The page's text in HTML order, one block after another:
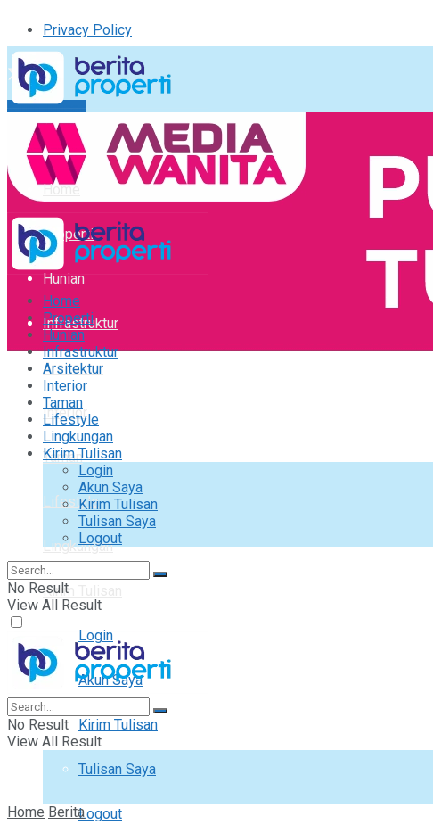
Privacy Policy
Kirim Tulisan
Tulisan Saya
Logout
Home
Properti
Hunian
Infrastruktur
Arsitektur
Interior
Taman
Lifestyle
Lingkungan
Kirim Tulisan
Login
Akun Saya
Kirim Tulisan
Tulisan Saya
Logout
Home
Properti
Hunian
Infrastruktur
Arsitektur
Interior
Taman
Lifestyle
Lingkungan
Kirim Tulisan
Login
Akun Saya
Kirim Tulisan
Tulisan Saya
Logout
No Result
View All Result
No Result
View All Result
Home Berita